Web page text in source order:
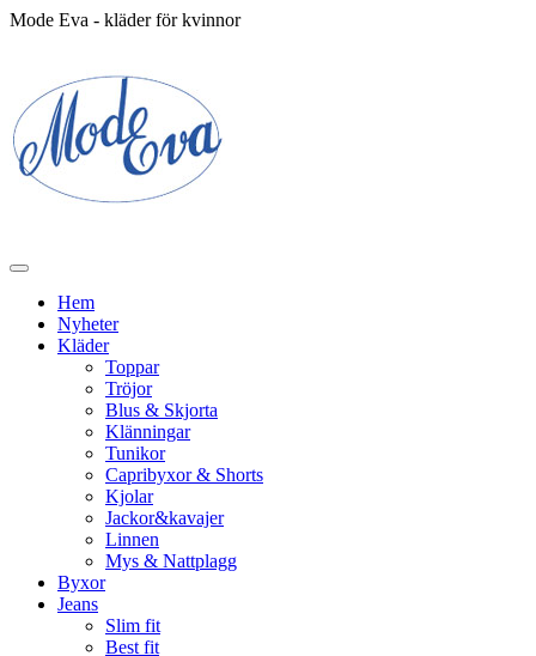
Mode Eva - kläder för kvinnor
Hem
Nyheter
Kläder
Toppar
Tröjor
Blus & Skjorta
Klänningar
Tunikor
Capribyxor & Shorts
Kjolar
Jackor&kavajer
Linnen
Mys & Nattplagg
Byxor
Jeans
Slim fit
Best fit